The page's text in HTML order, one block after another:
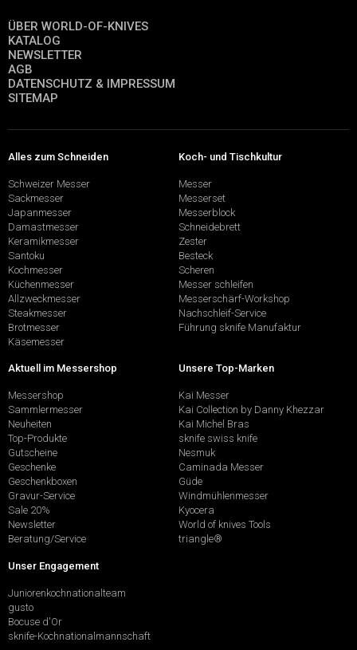
ÜBER WORLD-OF-KNIVES
KATALOG
NEWSLETTER
AGB
DATENSCHUTZ & IMPRESSUM
SITEMAP
Alles zum Schneiden
Schweizer Messer
Sackmesser
Japanmesser
Damastmesser
Keramikmesser
Santoku
Kochmesser
Küchenmesser
Allzweckmesser
Steakmesser
Brotmesser
Käsemesser
Koch- und Tischkultur
Messer
Messerset
Messerblock
Schneidebrett
Zester
Besteck
Scheren
Messer schleifen
Messerschärf-Workshop
Nachschleif-Service
Führung sknife Manufaktur
Aktuell im Messershop
Messershop
Sammlermesser
Neuheiten
Top-Produkte
Gutscheine
Geschenke
Geschenkboxen
Gravur-Service
Sale 20%
Newsletter
Beratung/Service
Unsere Top-Marken
Kai Messer
Kai Collection by Danny Khezzar
Kai Michel Bras
sknife swiss knife
Nesmuk
Caminada Messer
Güde
Windmühlenmesser
Kyocera
World of knives Tools
triangle®
Unser Engagement
Juniorenkochnationalteam
gusto
Bocuse d'Or
sknife-Kochnationalmannschaft